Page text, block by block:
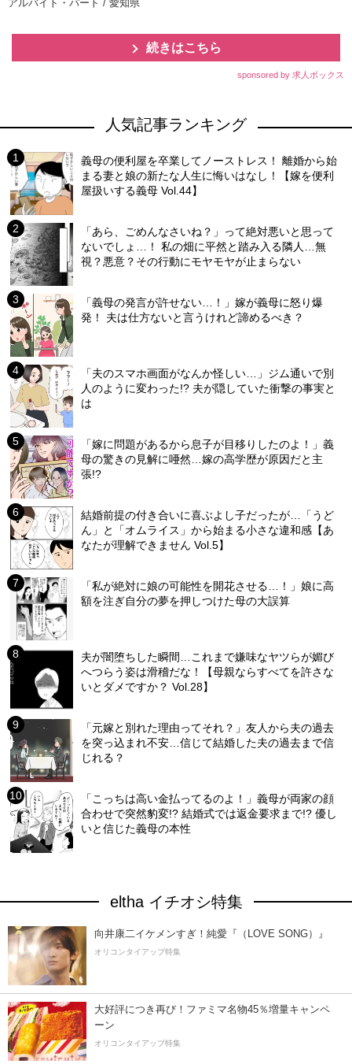
アルバイト・パート / 愛知県
続きはこちら
sponsored by 求人ボックス
人気記事ランキング
義母の便利屋を卒業してノーストレス！ 離婚から始
まる妻と娘の新たな人生に悔いはなし！【嫁を便利
屋扱いする義母 Vol.44】
「あら、ごめんなさいね？」って絶対悪いと思って
ないでしょ…！ 私の畑に平然と踏み入る隣人…無
視？悪意？その行動にモヤモヤが止まらない
「義母の発言が許せない…！」嫁が義母に怒り爆
発！ 夫は仕方ないと言うけれど諦めるべき？
「夫のスマホ画面がなんか怪しい…」ジム通いで別
人のように変わった!? 夫が隠していた衝撃の事実と
は
「嫁に問題があるから息子が目移りしたのよ！」義
母の驚きの見解に唖然…嫁の高学歴が原因だと主
張!?
結婚前提の付き合いに喜ぶよし子だったが…「うど
ん」と「オムライス」から始まる小さな違和感【あ
なたが理解できません Vol.5】
「私が絶対に娘の可能性を開花させる…！」娘に高
額を注ぎ自分の夢を押しつけた母の大誤算
夫が闇堕ちした瞬間…これまで嫌味なヤツらが媚び
へつらう姿は滑稽だな！【母親ならすべてを許さな
いとダメですか？ Vol.28】
「元嫁と別れた理由ってそれ？」友人から夫の過去
を突っ込まれ不安…信じて結婚した夫の過去まで信
じれる？
「こっちは高い金払ってるのよ！」義母が両家の顔
合わせで突然豹変!? 結婚式では返金要求まで!? 優し
いと信じた義母の本性
eltha イチオシ特集
向井康二イケメンすぎ！純愛『（LOVE SONG）』
オリコンタイアップ特集
大好評につき再び！ファミマ名物45％増量キャンペ
ーン
オリコンタイアップ特集